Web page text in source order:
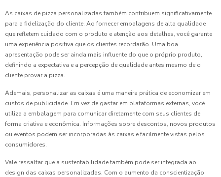
As caixas de pizza personalizadas também contribuem significativamente
para a fidelização do cliente. Ao fornecer embalagens de alta qualidade
que refletem cuidado com o produto e atenção aos detalhes, você garante
uma experiência positiva que os clientes recordarão. Uma boa
apresentação pode ser ainda mais influente do que o próprio produto,
definindo a expectativa e a percepção de qualidade antes mesmo de o
cliente provar a pizza.
Ademais, personalizar as caixas é uma maneira prática de economizar em
custos de publicidade. Em vez de gastar em plataformas externas, você
utiliza a embalagem para comunicar diretamente com seus clientes de
forma criativa e econômica. Informações sobre descontos, novos produtos
ou eventos podem ser incorporadas às caixas e facilmente vistas pelos
consumidores.
Vale ressaltar que a sustentabilidade também pode ser integrada ao
design das caixas personalizadas. Com o aumento da conscientização